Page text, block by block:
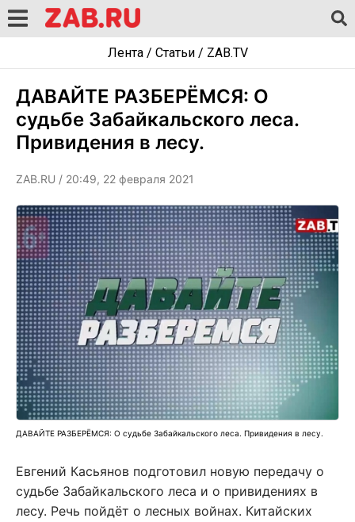
Лента/ Статьи/ ZAB.TV
ДАВАЙТЕ РАЗБЕРЁМСЯ: О
судьбе Забайкальского леса.
Привидения в лесу.
ZAB.RU / 20:49, 22 февраля 2021
ДАВАЙТЕ РАЗБЕРЁМСЯ: О судьбе Забайкальского леса. Привидения в лесу.
Евгений Касьянов подготовил новую передачу о
судьбе Забайкальского леса и о привидениях в
лесу. Речь пойдёт о лесных войнах. Китайских